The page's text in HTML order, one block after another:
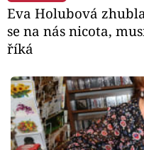
Eva Holubová
se na nás nicota,
říká